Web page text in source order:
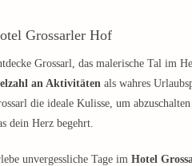
Grossarler Hof
Grossarl, das malerische Tal im
an Aktivitäten als wahres
die ideale Kulisse, um
dein Herz begehrt.
unvergessliche Tage im Hotel